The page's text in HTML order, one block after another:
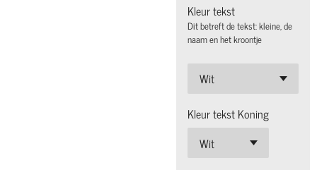
Kleur tekst
Dit betreft de tekst: kleine, de
naam en het kroontje
Kleur tekst Koning